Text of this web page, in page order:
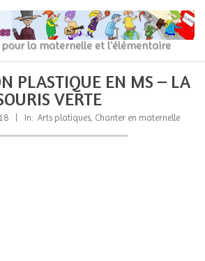
pour la maternelle et l'élémentaire
PLASTIQUE EN MS – LA
VERTE
In: Arts platiques Chanter en maternelle